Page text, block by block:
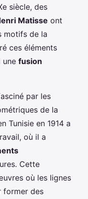
siècle, des
Matisse ont
motifs de la
ces éléments
une fusion
par les
de la
Tunisie en 1914 a
où il a
Cette
où les lignes
former des